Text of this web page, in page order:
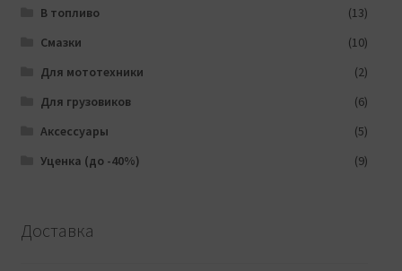
В топливо
(13)
Смазки
(10)
Для мототехники
(2)
Для грузовиков
(6)
Аксессуары
(5)
Уценка (до -40%)
(9)
Доставка